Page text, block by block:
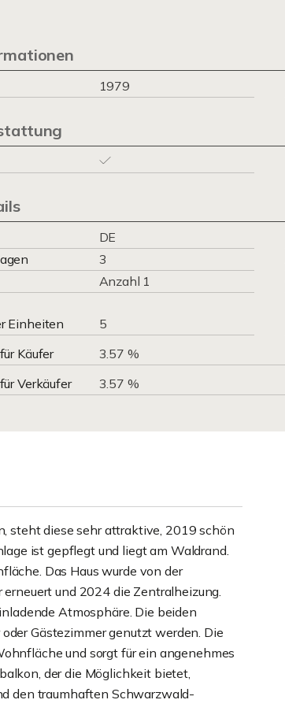
1979
DE
3
Anzahl 1
Einheiten 5
Käufer
3.57 %
Verkäufer
3.57 %
steht diese sehr attraktive, 2019 schön
ist gepflegt und liegt am Waldrand.
Das Haus wurde von der
und 2024 die Zentralheizung.
Atmosphäre. Die beiden
Gästezimmer genutzt werden. Die
und sorgt für ein angenehmes
der die Möglichkeit bietet,
den traumhaften Schwarzwald-